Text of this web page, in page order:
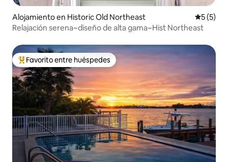
Alojamiento en Historic Old Northeast
5 (5)
Relajación serena~diseño de alta gama~Hist Northeast
Favorito entre huéspedes preferido
Favorito entre huéspedes